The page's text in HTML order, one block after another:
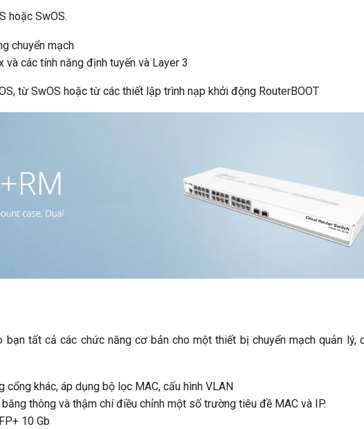
hoặc SwOS.
chuyển mạch
và các tính năng định tuyến và Layer 3
từ SwOS hoặc từ các thiết lập trình nạp khởi động RouterBOOT
bạn tất cả các chức năng cơ bản cho một thiết bị chuyển mạch quản lý,
khác, áp dụng bộ lọc MAC, cấu hình VLAN
thông và thậm chí điều chỉnh một số trường tiêu đề MAC và IP.
10 Gb